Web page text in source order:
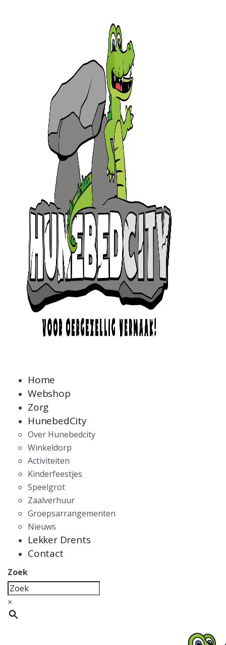
Home
Webshop
Zorg
HunebedCity
Over Hunebedcity
Winkeldorp
Activiteiten
Kinderfeestjes
Speelgrot
Zaalverhuur
Groepsarrangementen
Nieuws
Lekker Drents
Contact
Zoek
×